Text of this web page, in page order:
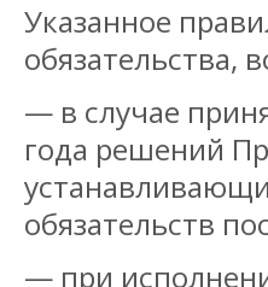
Указанное
обязательства,
— в случае
года решений
обязательств
— при